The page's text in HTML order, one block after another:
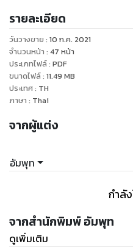
ที่ตั้งใจเอาไว้
“ว๊าย...โห...หื้ออื้อ...”
เจนจิราถึงกับอ้าปากหวอ ทำตา
ก็ความเป็นชายของน้องผัวคนนี้
แถมหัวหยักกับพวงสวรรค์ มันก็
ด้วย
ดุ้นพระกาฬของเขา มันจะบิ๊กไซ
รายละเอียด
วันวางขาย : 10 ก.ค. 2021
จำนวนหน้า : 47 หน้า
ประเภทไฟล์: PDF
ขนาดไฟล์: 11.49 MB
ประเทศ: TH
ภาษา : Thai
จากผู้แต่ง
อัมพุท
กำลั
จากสำนักพิมพ์ อัมพุท
ดูเพิ่มเติม